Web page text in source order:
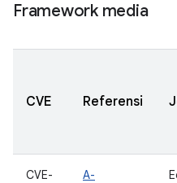
Framework media
CVE Referensi
CVE-
A-